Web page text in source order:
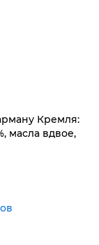
Кремля:
масла вдвое,